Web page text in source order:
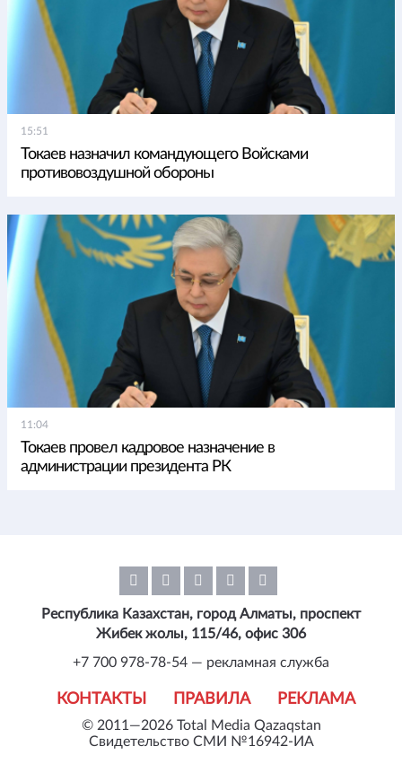
15:51
Токаев назначил командующего Войсками
противовоздушной обороны
11:04
Токаев провел кадровое назначение в
администрации президента РК
© 2011—2026 Total Media Qazaqstan
Свидетельство СМИ №16942-ИА
КОНТАКТЫ ПРАВИЛА РЕКЛАМА
Республика Казахстан, город Алматы, проспект
Жибек жолы, 115/46, офис 306
+7 700 978-78-54 — рекламная служба